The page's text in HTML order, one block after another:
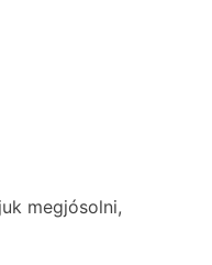
megjósolni,